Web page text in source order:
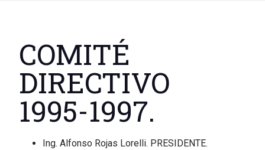
COMITÉ
DIRECTIVO
1995-1997.
Ing. Alfonso Rojas Lorelli. PRESIDENTE.